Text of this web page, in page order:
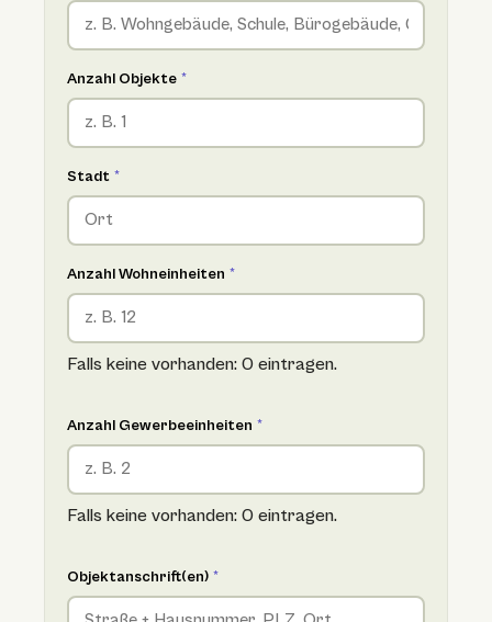
Anzahl Objekte *
Stadt *
Anzahl Wohneinheiten *
Falls keine vorhanden: 0 eintragen.
Anzahl Gewerbeeinheiten *
Falls keine vorhanden: 0 eintragen.
Objektanschrift(en) *